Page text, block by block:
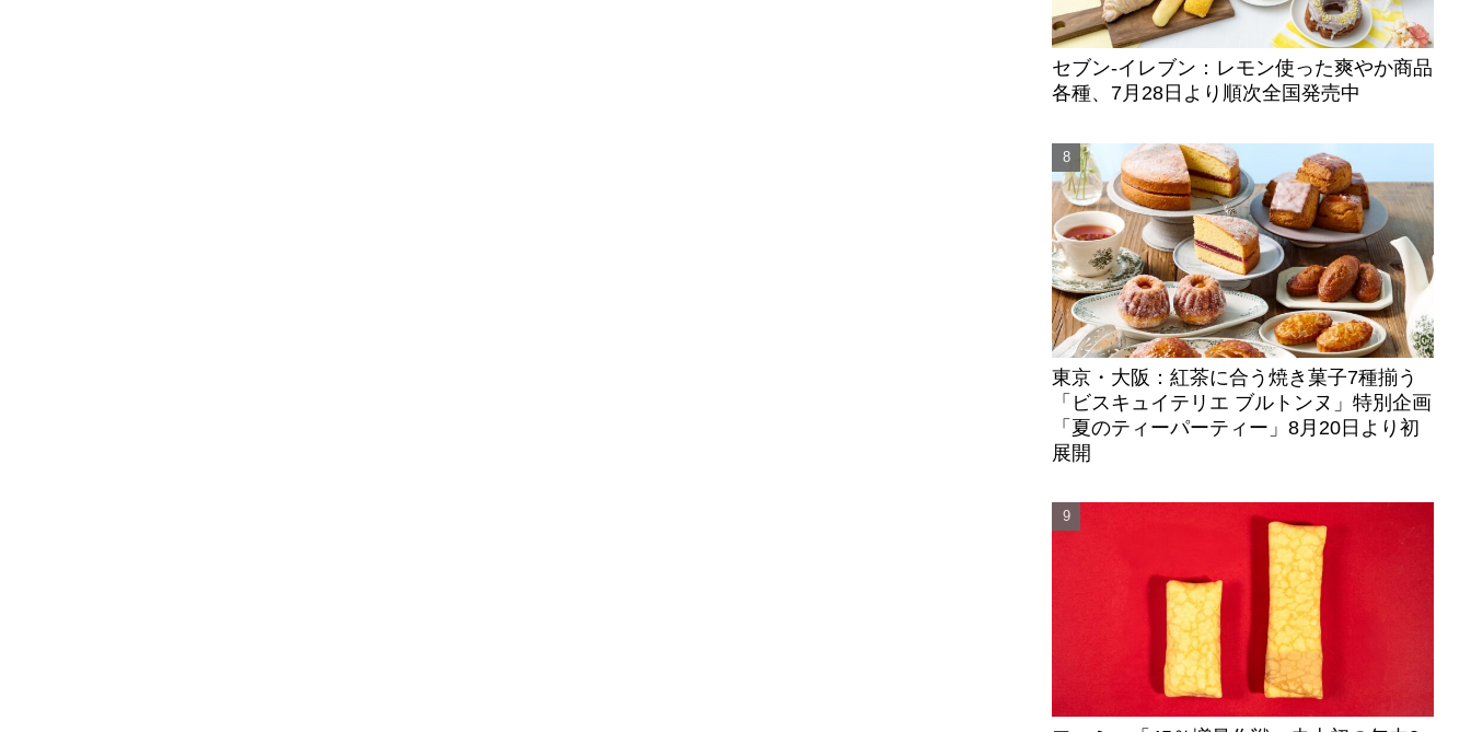
セブン‐イレブン：レモン使った爽やか商品
各種、7月28日より順次全国発売中
東京・大阪：紅茶に合う焼き菓子7種揃う
「ビスキュイテリエ ブルトンヌ」特別企画
「夏のティーパーティー」8月20日より初
展開